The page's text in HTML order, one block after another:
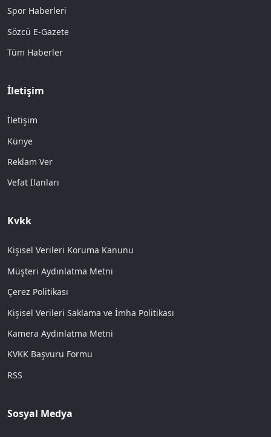
Spor Haberleri
Sözcü E-Gazete
Tüm Haberler
İletişim
İletişim
Künye
Reklam Ver
Vefat İlanları
Kvkk
Kişisel Verileri Koruma Kanunu
Müşteri Aydınlatma Metni
Çerez Politikası
Kişisel Verileri Saklama ve İmha Politikası
Kamera Aydınlatma Metni
KVKK Başvuru Formu
RSS
Sosyal Medya